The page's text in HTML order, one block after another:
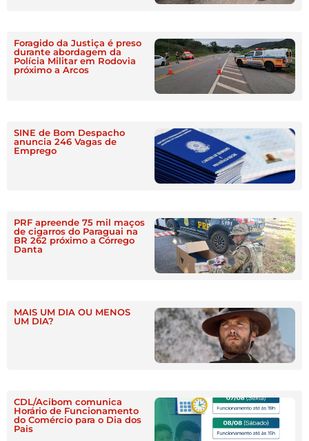
Foragido da Justiça é preso
durante abordagem da
Polícia Militar em Rodovia
próximo a Arcos
SINE de Bom Despacho
anuncia 246 Vagas de
Emprego
PRF apreende 75 mil maços
de cigarros do Paraguai na
BR 262 próximo a Córrego
Danta
MAIS UM DIA OU MENOS
UM DIA?
CDL/Acibom comunica
Horário de Funcionamento
do Comércio para o Dia dos
Pais